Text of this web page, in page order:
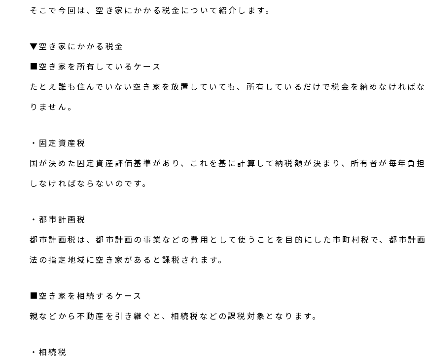
そこで今回は、空き家にかかる税金について紹介します。
▼空き家にかかる税金
■空き家を所有しているケース
たとえ誰も住んでいない空き家を放置していても、所有しているだけで税金を納めなければな
りません。
・固定資産税
国が決めた固定資産評価基準があり、これを基に計算して納税額が決まり、所有者が毎年負担
しなければならないのです。
・都市計画税
都市計画税は、都市計画の事業などの費用として使うことを目的にした市町村税で、都市計画
法の指定地域に空き家があると課税されます。
■空き家を相続するケース
親などから不動産を引き継ぐと、相続税などの課税対象となります。
・相続税